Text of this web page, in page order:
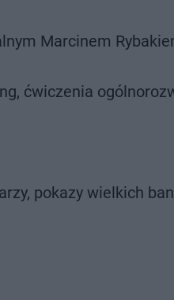
Marcinem
ćwiczenia
pokazy wielkich